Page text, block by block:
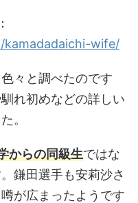
wife/
々と調べたのです
れ初めなどの詳しい
。
からの同級生ではな
鎌田選手も安莉沙さ
が広まったようです